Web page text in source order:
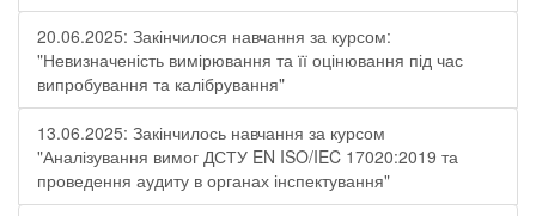
20.06.2025: Закінчилося навчання за курсом:
"Невизначеність вимірювання та її оцінювання під час
випробування та калібрування"
13.06.2025: Закінчилось навчання за курсом
"Аналізування вимог ДСТУ EN ISO/IEC 17020:2019 та
проведення аудиту в органах інспектування"